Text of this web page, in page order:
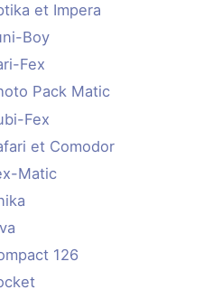
et Impera
Boy
Fex
Pack Matic
Fex
et Comodor
Matic
126